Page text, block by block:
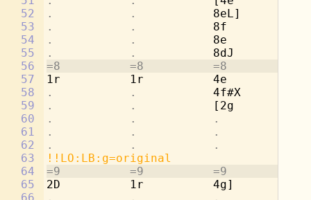
52
53
54
55
56
57
58
59
60
61
62
63
64
65
.           . 8eL]        4a
.           . 8f
.           . 8e
.           . 8dJ
=8          =8          =8          =8
1r          1r          4e
.           . 4f#X
.           .
[2g
.           .           .
.           .           .
.           .           .
!!LO:LB:g=original
=9          =9          =9          =9
2D          1r          4g]